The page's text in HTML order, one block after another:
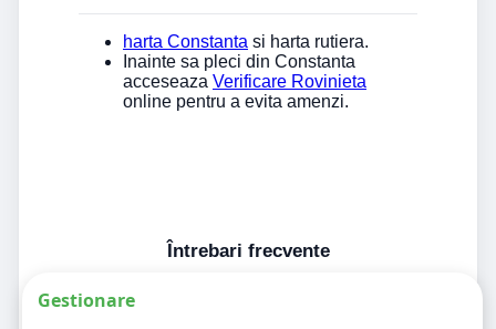
harta Constanta si harta rutiera.
Inainte sa pleci din Constanta
acceseaza Verificare Rovinieta
online pentru a evita amenzi.
Întrebari frecvente
Gestionare